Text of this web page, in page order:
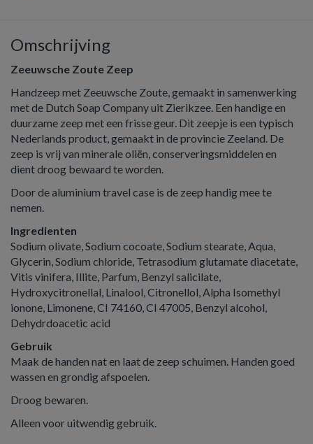
Omschrijving
Zeeuwsche Zoute Zeep
Handzeep met Zeeuwsche Zoute, gemaakt in samenwerking
met de Dutch Soap Company uit Zierikzee. Een handige en
duurzame zeep met een frisse geur. Dit zeepje is een typisch
Nederlands product, gemaakt in de provincie Zeeland. De
zeep is vrij van minerale oliën, conserveringsmiddelen en
dient droog bewaard te worden.
Door de aluminium travel case is de zeep handig mee te
nemen.
Ingredienten
Sodium olivate, Sodium cocoate, Sodium stearate, Aqua,
Glycerin, Sodium chloride, Tetrasodium glutamate diacetate,
Vitis vinifera, Illite, Parfum, Benzyl salicilate,
Hydroxycitronellal, Linalool, Citronellol, Alpha Isomethyl
ionone, Limonene, CI 74160, CI 47005, Benzyl alcohol,
Dehydrdoacetic acid
Gebruik
Maak de handen nat en laat de zeep schuimen. Handen goed
wassen en grondig afspoelen.
Droog bewaren.
Alleen voor uitwendig gebruik.